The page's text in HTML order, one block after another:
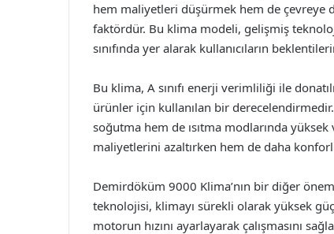
hem maliyetleri düşürmek hem de çevreye
faktördür. Bu klima modeli, gelişmiş
sınıfında yer alarak kullanıcıların
Bu klima, A sınıfı enerji verimliliği ile
ürünler için kullanılan bir
soğutma hem de ısıtma modlarında
maliyetlerini azaltırken hem de daha
Demirdöküm 9000 Klima’nın bir diğer
teknolojisi, klimayı sürekli olarak yüksek
motorun hızını ayarlayarak çalışmasını